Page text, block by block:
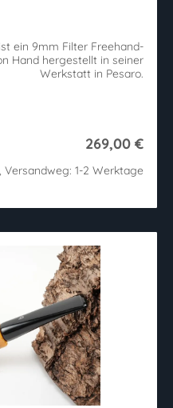
ein 9mm Filter Freehand-
Hand hergestellt in seiner
Werkstatt in Pesaro.
269,00 €
1-2 Werktage